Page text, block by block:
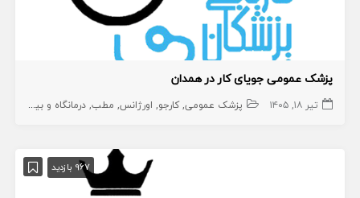
پزشک عمومی جویای کار در همدان
تیر ۱۸, ۱۴۰۵ پزشک عمومی کارجو اورژانس مطب درمانگاه و بیمارستان
967 بازدید